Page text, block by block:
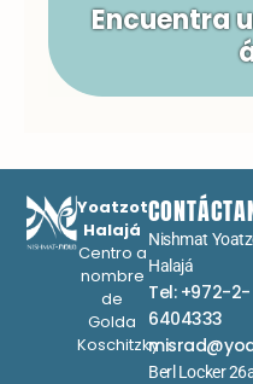
Encuentra
Yoatzot
Halajá
Centro a
nombre
de
Golda
Koschitzky
Nishmat
Halajá
Tel: +972-2-
6404333
Berl Locker